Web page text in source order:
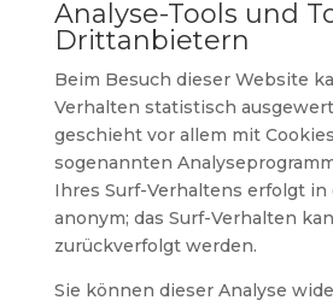
Analyse-Tools und
Drittanbietern
Beim Besuch dieser Website
Verhalten statistisch
geschieht vor allem mit
sogenannten
Ihres Surf-Verhaltens erfolgt in
anonym; das Surf-Verhalten
zurückverfolgt werden.
Sie können dieser Analyse